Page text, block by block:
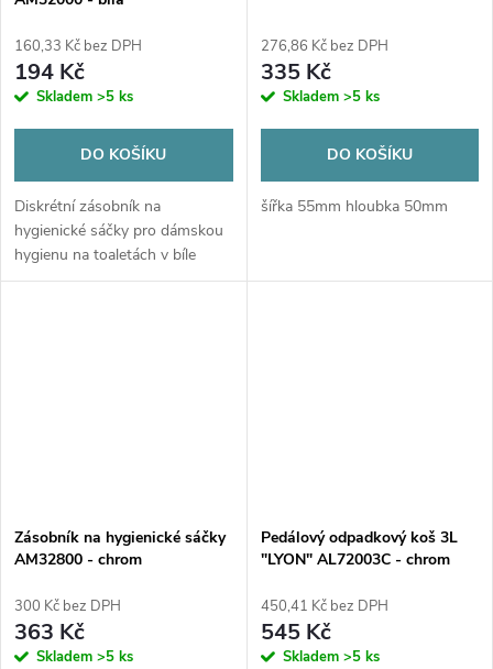
160,33 Kč bez DPH
194 Kč
Skladem >5 ks
DO KOŠÍKU
Diskrétní zásobník na
hygienické sáčky pro dámskou
hygienu na toaletách v bíle
barvě s kapacitou 25 ks.
276,86 Kč bez DPH
335 Kč
Skladem >5 ks
DO KOŠÍKU
šířka 55mm hloubka 50mm
Zásobník na hygienické sáčky
AM32800 - chrom
300 Kč bez DPH
363 Kč
Skladem >5 ks
Pedálový odpadkový koš 3L
"LYON" AL72003C - chrom
450,41 Kč bez DPH
545 Kč
Skladem >5 ks